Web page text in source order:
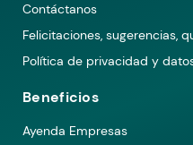
Contáctanos
Felicitaciones, sugerencias,
Política de privacidad y
Beneficios
Ayenda Empresas